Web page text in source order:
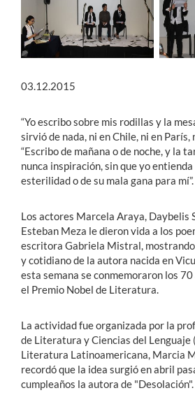
03.12.2015
“Yo escribo sobre mis rodillas y la
sirvió de nada, ni en Chile, ni en París,
“Escribo de mañana o de noche, y la
nunca inspiración, sin que yo
esterilidad o de su mala gana para mí”.
Los actores Marcela Araya, Daybelis
Esteban Meza le dieron vida a los
escritora Gabriela Mistral, mostrando
y cotidiano de la autora nacida en
esta semana se conmemoraron los
el Premio Nobel de Literatura.
La actividad fue organizada por la
de Literatura y Ciencias del Lenguaje
Literatura Latinoamericana, Marcia
recordó que la idea surgió en abril
cumpleaños la autora de "Desolación".